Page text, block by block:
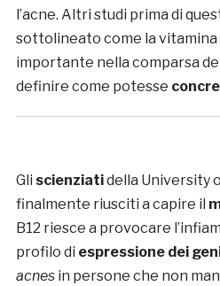
l’acne. Altri studi prima di
sottolineato come la vitamina
importante nella comparsa
definire come potesse
Gli scienziatidella University
finalmente riusciti a capire il
B12 riesce a provocare
profilo di espressione dei
acnes in persone che non